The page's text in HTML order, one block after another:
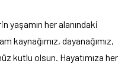
yaşamın her alanındaki
kaynağımız, dayanağımız,
kutlu olsun. Hayatımıza her